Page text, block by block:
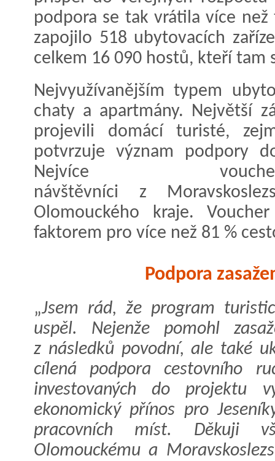
podpora se tak vrátila více
zapojilo 518 ubytovacích
celkem 16 090 hostů, kteří tam
Nejvyužívanějším typem
chaty a apartmány. Největší
projevili domácí turisté,
potvrzuje význam podpory
Nejvíce
návštěvníci z
Olomouckého kraje.
faktorem pro více než 81 %
Podpora
„Jsem rád, že program
uspěl. Nejenže pomohl
z následků povodní, ale také
cílená podpora cestovního
investovaných do projektu
ekonomický přínos pro
pracovních míst. Děkuji
Olomouckému a